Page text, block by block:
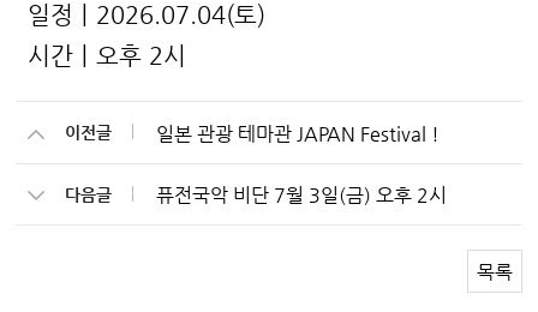
일정ㅣ2026.07.04(토)
시간ㅣ오후 2시
이전글 일본 관광 테마관 JAPAN Festival !
퓨전국악 비단 7월 3일(금) 오후 2시
다음글
목록